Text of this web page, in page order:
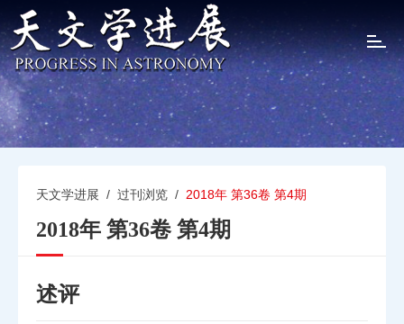
T
o
g
l
e
天文学进展 / 过刊浏览 / 2018年 第36卷 第4期
2018年 第36卷 第4期
述评